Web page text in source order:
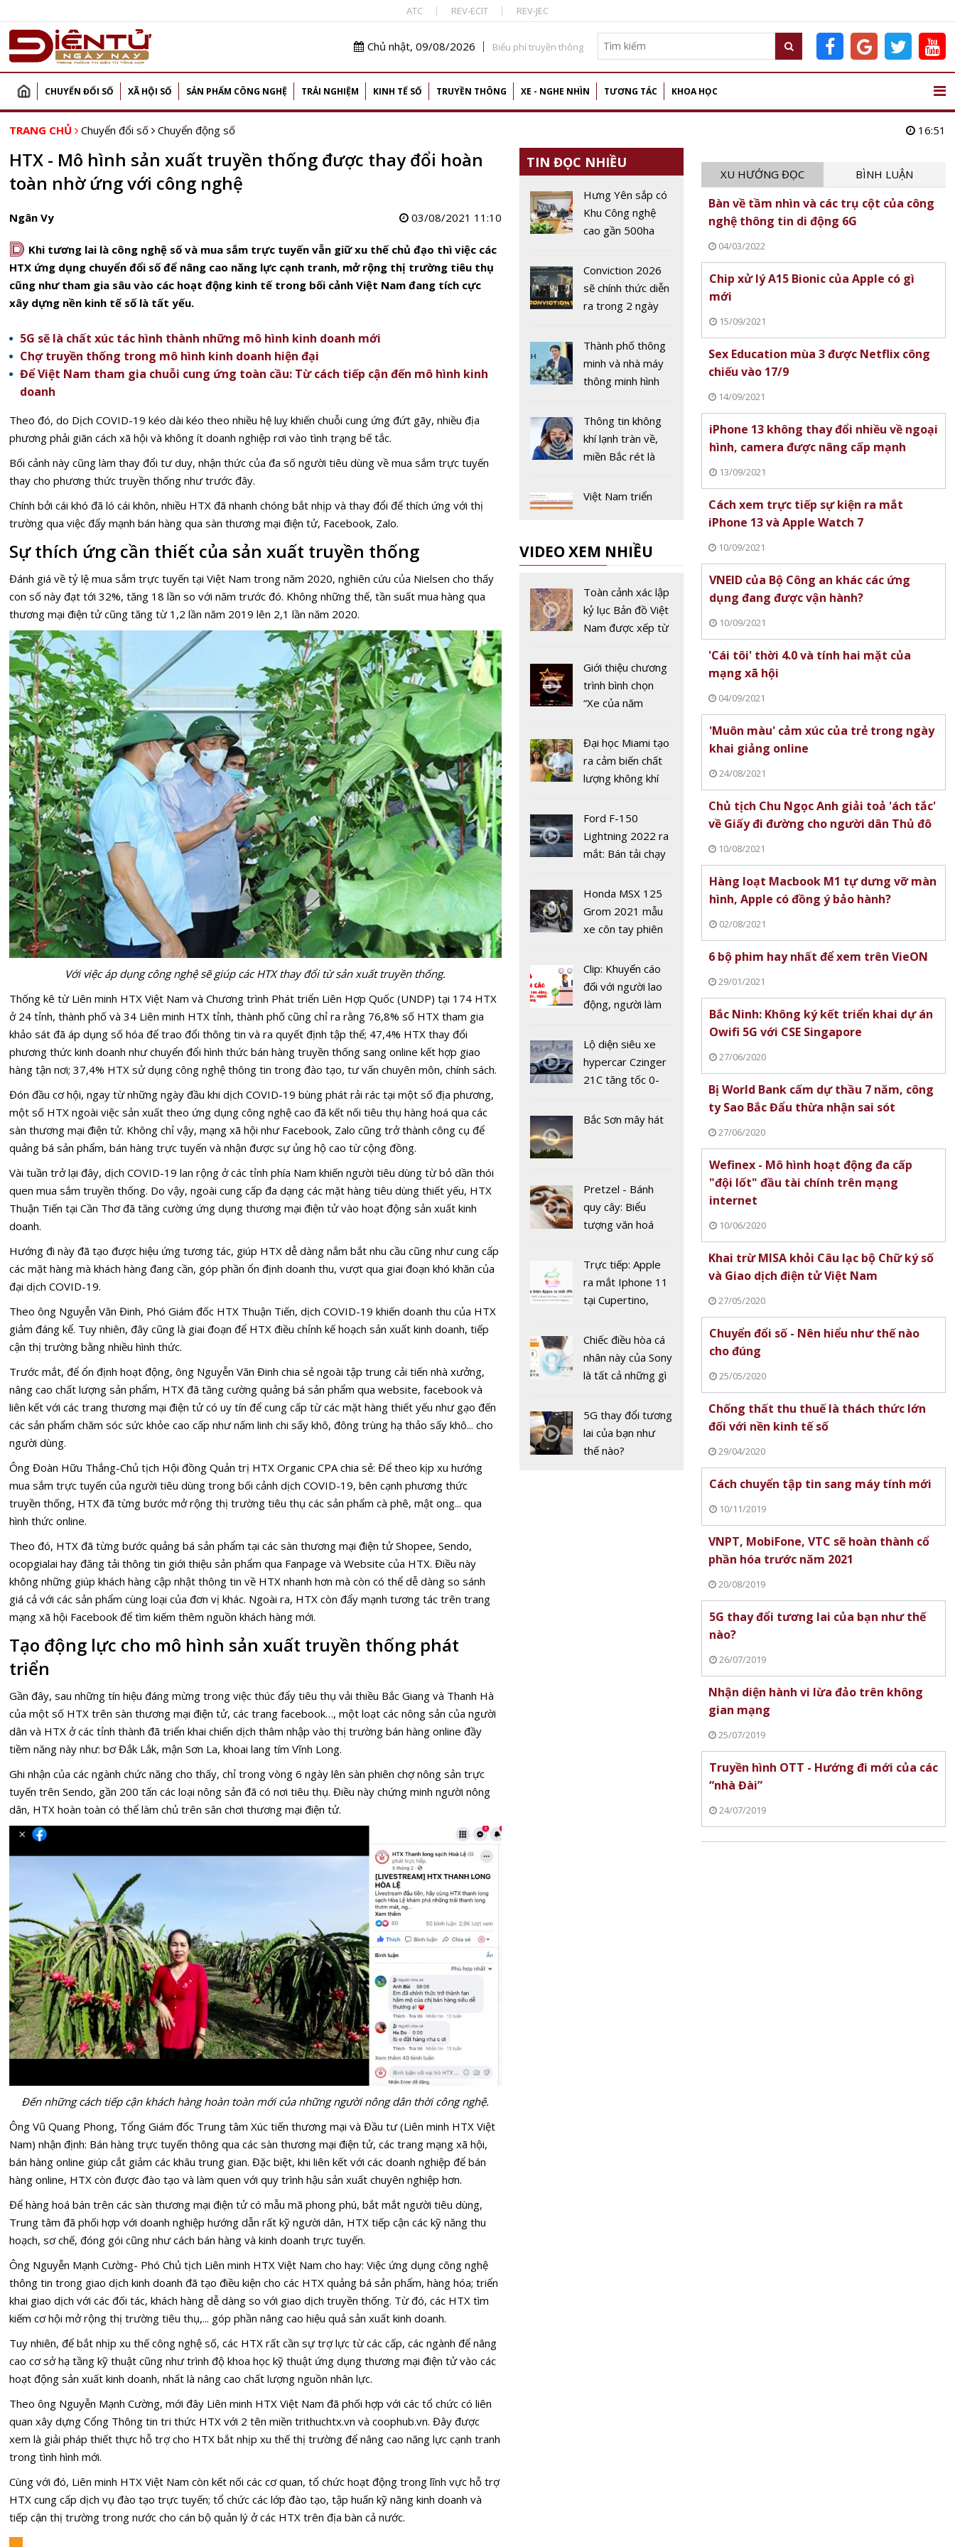
ATC REV-ECIT REV-JEC
Chủ nhật, 09/08/2026 Biểu phí truyền thông
CHUYỂN ĐỔI SỐ XÃ HỘI SỐ SẢN PHẨM CÔNG NGHỆ TRẢI NGHIỆM KINH TẾ SỐ TRUYỀN THÔNG XE - NGHE NHÌN TƯƠNG TÁC KHOA HỌC
TRANG CHỦ Chuyển đổi số Chuyển động số 16:51
HTX - Mô hình sản xuất truyền thống được thay đổi hoàn
toàn nhờ ứng với công nghệ
Ngân Vy 03/08/2021 11:10
D Khi tương lai là công nghệ số và mua sắm trực tuyến vẫn giữ xu thế chủ đạo thì việc các
HTX ứng dụng chuyển đổi số để nâng cao năng lực cạnh tranh, mở rộng thị trường tiêu thụ
cũng như tham gia sâu vào các hoạt động kinh tế trong bối cảnh Việt Nam đang tích cực
xây dựng nền kinh tế số là tất yếu.
5G sẽ là chất xúc tác hình thành những mô hình kinh doanh mới
Chợ truyền thống trong mô hình kinh doanh hiện đại
Để Việt Nam tham gia chuỗi cung ứng toàn cầu: Từ cách tiếp cận đến mô hình kinh
doanh
Theo đó, do Dịch COVID-19 kéo dài kéo theo nhiều hệ luỵ khiến chuỗi cung ứng đứt gãy, nhiều địa
phương phải giãn cách xã hội và không ít doanh nghiệp rơi vào tình trạng bế tắc.
Bối cảnh này cũng làm thay đổi tư duy, nhận thức của đa số người tiêu dùng về mua sắm trực tuyến
thay cho phương thức truyền thống như trước đây.
Chính bởi cái khó đã ló cái khôn, nhiều HTX đã nhanh chóng bắt nhịp và thay đổi để thích ứng với thị
trường qua việc đẩy mạnh bán hàng qua sàn thương mại điện tử, Facebook, Zalo.
Sự thích ứng cần thiết của sản xuất truyền thống
Đánh giá về tỷ lệ mua sắm trực tuyến tại Việt Nam trong năm 2020, nghiên cứu của Nielsen cho thấy
con số này đạt tới 32%, tăng 18 lần so với năm trước đó. Không những thế, tần suất mua hàng qua
thương mại điện tử cũng tăng từ 1,2 lần năm 2019 lên 2,1 lần năm 2020.
Với việc áp dụng công nghệ sẽ giúp các HTX thay đổi từ sản xuất truyền thống.
Thống kê từ Liên minh HTX Việt Nam và Chương trình Phát triển Liên Hợp Quốc (UNDP) tại 174 HTX
ở 24 tỉnh, thành phố và 34 Liên minh HTX tỉnh, thành phố cũng chỉ ra rằng 76,8% số HTX tham gia
khảo sát đã áp dụng số hóa để trao đổi thông tin và ra quyết định tập thể; 47,4% HTX thay đổi
phương thức kinh doanh như chuyển đổi hình thức bán hàng truyền thống sang online kết hợp giao
hàng tận nơi; 37,4% HTX sử dụng công nghệ thông tin trong đào tạo, tư vấn chuyên môn, chính sách.
Đón đầu cơ hội, ngay từ những ngày đầu khi dịch COVID-19 bùng phát rải rác tại một số địa phương,
một số HTX ngoài việc sản xuất theo ứng dụng công nghệ cao đã kết nối tiêu thụ hàng hoá qua các
sàn thương mại điện tử. Không chỉ vậy, mạng xã hội như Facebook, Zalo cũng trở thành công cụ để
quảng bá sản phẩm, bán hàng trực tuyến và nhận được sự ủng hộ cao từ cộng đồng.
Vài tuần trở lại đây, dịch COVID-19 lan rộng ở các tỉnh phía Nam khiến người tiêu dùng từ bỏ dần thói
quen mua sắm truyền thống. Do vậy, ngoài cung cấp đa dạng các mặt hàng tiêu dùng thiết yếu, HTX
Thuận Tiến tại Cần Thơ đã tăng cường ứng dụng thương mại điện tử vào hoạt động sản xuất kinh
doanh.
Hướng đi này đã tạo được hiệu ứng tương tác, giúp HTX dễ dàng nắm bắt nhu cầu cũng như cung cấp
các mặt hàng mà khách hàng đang cần, góp phần ổn định doanh thu, vượt qua giai đoạn khó khăn của
đại dịch COVID-19.
Theo ông Nguyễn Văn Đinh, Phó Giám đốc HTX Thuận Tiến, dịch COVID-19 khiến doanh thu của HTX
giảm đáng kể. Tuy nhiên, đây cũng là giai đoạn để HTX điều chỉnh kế hoạch sản xuất kinh doanh, tiếp
cận thị trường bằng nhiều hình thức.
Trước mắt, để ổn định hoạt động, ông Nguyễn Văn Đinh chia sẻ ngoài tập trung cải tiến nhà xưởng,
nâng cao chất lượng sản phẩm, HTX đã tăng cường quảng bá sản phẩm qua website, facebook và
liên kết với các trang thương mại điện tử có uy tín để cung cấp từ các mặt hàng thiết yếu như gạo đến
các sản phẩm chăm sóc sức khỏe cao cấp như nấm linh chi sấy khô, đông trùng hạ thảo sấy khô... cho
người dùng.
Ông Đoàn Hữu Thắng-Chủ tịch Hội đồng Quản trị HTX Organic CPA chia sẻ: Để theo kịp xu hướng
mua sắm trực tuyến của người tiêu dùng trong bối cảnh dịch COVID-19, bên cạnh phương thức
truyền thống, HTX đã từng bước mở rộng thị trường tiêu thụ các sản phẩm cà phê, mật ong... qua
hình thức online.
Theo đó, HTX đã từng bước quảng bá sản phẩm tại các sàn thương mại điện tử Shopee, Sendo,
ocopgialai hay đăng tải thông tin giới thiệu sản phẩm qua Fanpage và Website của HTX. Điều này
không những giúp khách hàng cập nhật thông tin về HTX nhanh hơn mà còn có thể dễ dàng so sánh
giá cả với các sản phẩm cùng loại của đơn vị khác. Ngoài ra, HTX còn đẩy mạnh tương tác trên trang
mạng xã hội Facebook để tìm kiếm thêm nguồn khách hàng mới.
Tạo động lực cho mô hình sản xuất truyền thống phát
triển
Gần đây, sau những tín hiệu đáng mừng trong việc thúc đẩy tiêu thụ vải thiều Bắc Giang và Thanh Hà
của một số HTX trên sàn thương mại điện tử, các trang facebook…, một loạt các nông sản của người
dân và HTX ở các tỉnh thành đã triển khai chiến dịch thâm nhập vào thị trường bán hàng online đầy
tiềm năng này như: bơ Đắk Lắk, mận Sơn La, khoai lang tím Vĩnh Long.
Ghi nhận của các ngành chức năng cho thấy, chỉ trong vòng 6 ngày lên sàn phiên chợ nông sản trực
tuyến trên Sendo, gần 200 tấn các loại nông sản đã có nơi tiêu thụ. Điều này chứng minh người nông
dân, HTX hoàn toàn có thể làm chủ trên sân chơi thương mại điện tử.
Đến những cách tiếp cận khách hàng hoàn toàn mới của những người nông dân thời công nghệ.
Ông Vũ Quang Phong, Tổng Giám đốc Trung tâm Xúc tiến thương mại và Đầu tư (Liên minh HTX Việt
Nam) nhận định: Bán hàng trực tuyến thông qua các sàn thương mại điện tử, các trang mạng xã hội,
bán hàng online giúp cắt giảm các khâu trung gian. Đặc biệt, khi liên kết với các doanh nghiệp để bán
hàng online, HTX còn được đào tạo và làm quen với quy trình hậu sản xuất chuyên nghiệp hơn.
Để hàng hoá bán trên các sàn thương mại điện tử có mẫu mã phong phú, bắt mắt người tiêu dùng,
Trung tâm đã phối hợp với doanh nghiệp hướng dẫn rất kỹ người dân, HTX tiếp cận các kỹ năng thu
hoạch, sơ chế, đóng gói cũng như cách bán hàng và kinh doanh trực tuyến.
Ông Nguyễn Mạnh Cường- Phó Chủ tịch Liên minh HTX Việt Nam cho hay: Việc ứng dụng công nghệ
thông tin trong giao dịch kinh doanh đã tạo điều kiện cho các HTX quảng bá sản phẩm, hàng hóa; triển
khai giao dịch với các đối tác, khách hàng dễ dàng so với giao dịch truyền thống. Từ đó, các HTX tìm
kiếm cơ hội mở rộng thị trường tiêu thụ,... góp phần nâng cao hiệu quả sản xuất kinh doanh.
Tuy nhiên, để bắt nhịp xu thế công nghệ số, các HTX rất cần sự trợ lực từ các cấp, các ngành để nâng
cao cơ sở hạ tầng kỹ thuật cũng như trình độ khoa học kỹ thuật ứng dụng thương mại điện tử vào các
hoạt động sản xuất kinh doanh, nhất là nâng cao chất lượng nguồn nhân lực.
Theo ông Nguyễn Mạnh Cường, mới đây Liên minh HTX Việt Nam đã phối hợp với các tổ chức có liên
quan xây dựng Cổng Thông tin tri thức HTX với 2 tên miền trithuchtx.vn và coophub.vn. Đây được
xem là giải pháp thiết thực hỗ trợ cho HTX bắt nhịp xu thế thị trường để nâng cao năng lực cạnh tranh
trong tình hình mới.
Cùng với đó, Liên minh HTX Việt Nam còn kết nối các cơ quan, tổ chức hoạt động trong lĩnh vực hỗ trợ
HTX cung cấp dịch vụ đào tạo trực tuyến; tổ chức các lớp đào tạo, tập huấn kỹ năng kinh doanh và
tiếp cận thị trường trong nước cho cán bộ quản lý ở các HTX trên địa bàn cả nước.
TIN ĐỌC NHIỀU
Hưng Yên sắp có
Khu Công nghệ
cao gần 500ha
robot và IoT
Conviction 2026
sẽ chính thức diễn
ra trong 2 ngày
năm 2026
Thành phố thông
minh và nhà máy
thông minh hình
công nghệ chiến
lược của tương lai
Thông tin không
khí lạnh tràn về,
miền Bắc rét là
Việt Nam triển
toàn quốc từ 1/7
kết chặt chẽ với
xây dựng, phát
triển chính phủ số
Bắc Ninh nỗ lực
CNTT phát triển
kinh tế số
Chuyển đổi số là
Chuyển từ công
thông tin +
Việt Nam sẽ nằm
trong nhóm 70
xây dựng Chính
phủ điện tử
VIDEO XEM NHIỀU
Toàn cảnh xác lập
kỷ lục Bản đồ Việt
Nam được xếp từ
năm 2022
Giới thiệu chương
trình bình chọn
“Xe của năm
Đại học Miami tạo
ra cảm biến chất
lượng không khí
19
Ford F-150
Lightning 2022 ra
mắt: Bán tải chạy
chưa đến 40 nghìn
USD
Honda MSX 125
Grom 2021 mẫu
xe côn tay phiên
Clip: Khuyến cáo
đối với người lao
động, người làm
hàng tại khu dịch
vụ trong dịch
Covid-19
Lộ diện siêu xe
hypercar Czinger
21C tăng tốc 0-
2 giây
Bắc Sơn mây hát
Pretzel - Bánh
quy cây: Biểu
tượng văn hoá
tranh cãi về nguồn
gốc
Trực tiếp: Apple
ra mắt Iphone 11
tại Cupertino,
Chiếc điều hòa cá
nhân này của Sony
là tất cả những gì
sót qua mùa hè
nóng nực
5G thay đổi tương
lai của bạn như
thế nào?
XU HƯỚNG ĐỌC BÌNH LUẬN
Bàn về tầm nhìn và các trụ cột của công
nghệ thông tin di động 6G
04/03/2022
Chip xử lý A15 Bionic của Apple có gì
mới
15/09/2021
Sex Education mùa 3 được Netflix công
chiếu vào 17/9
14/09/2021
iPhone 13 không thay đổi nhiều về ngoại
hình, camera được nâng cấp mạnh
13/09/2021
Cách xem trực tiếp sự kiện ra mắt
iPhone 13 và Apple Watch 7
10/09/2021
VNEID của Bộ Công an khác các ứng
dụng đang được vận hành?
10/09/2021
'Cái tôi' thời 4.0 và tính hai mặt của
mạng xã hội
04/09/2021
'Muôn màu' cảm xúc của trẻ trong ngày
khai giảng online
24/08/2021
Chủ tịch Chu Ngọc Anh giải toả 'ách tắc'
về Giấy đi đường cho người dân Thủ đô
10/08/2021
Hàng loạt Macbook M1 tự dưng vỡ màn
hình, Apple có đồng ý bảo hành?
02/08/2021
6 bộ phim hay nhất để xem trên VieON
29/01/2021
Bắc Ninh: Không ký kết triển khai dự án
Owifi 5G với CSE Singapore
27/06/2020
Bị World Bank cấm dự thầu 7 năm, công
ty Sao Bắc Đẩu thừa nhận sai sót
27/06/2020
Wefinex - Mô hình hoạt động đa cấp
"đội lốt" đầu tài chính trên mạng
internet
10/06/2020
Khai trừ MISA khỏi Câu lạc bộ Chữ ký số
và Giao dịch điện tử Việt Nam
27/05/2020
Chuyển đổi số - Nên hiểu như thế nào
cho đúng
25/05/2020
Chống thất thu thuế là thách thức lớn
đối với nền kinh tế số
29/04/2020
Cách chuyển tập tin sang máy tính mới
10/11/2019
VNPT, MobiFone, VTC sẽ hoàn thành cổ
phần hóa trước năm 2021
20/08/2019
5G thay đổi tương lai của bạn như thế
nào?
26/07/2019
Nhận diện hành vi lừa đảo trên không
gian mạng
25/07/2019
Truyền hình OTT - Hướng đi mới của các
“nhà Đài”
24/07/2019